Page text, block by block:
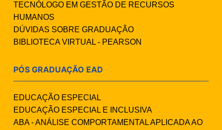
TECNÓLOGO EM GESTÃO DE RECURSOS
HUMANOS
DÚVIDAS SOBRE GRADUAÇÃO
BIBLIOTECA VIRTUAL - PEARSON
PÓS GRADUAÇÃO EAD
EDUCAÇÃO ESPECIAL
EDUCAÇÃO ESPECIAL E INCLUSIVA
ABA - ANÁLISE COMPORTAMENTAL APLICADA AO